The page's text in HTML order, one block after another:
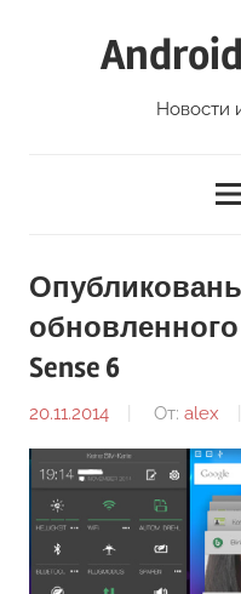
Новости
обновленного
Sense 6
20.11.2014 От: alex